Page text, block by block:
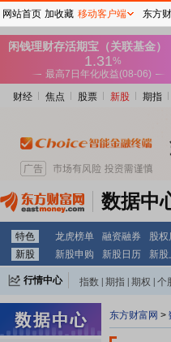
财经 焦点 股票 新股 期指
数据中
特色 龙虎榜单 融资融券 股权
新股
新股申购 新股日历 新股
行情中心 指数 期指 期权 个
东方财富网 >
网站首页 加收藏 移动客户端 东方